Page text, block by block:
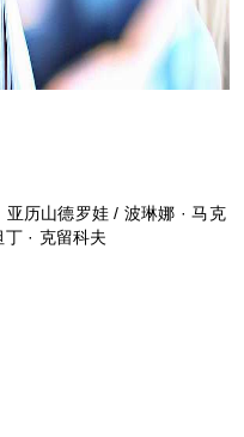
亚历山德罗娃 / 波琳娜 · 马克
· 克留科夫